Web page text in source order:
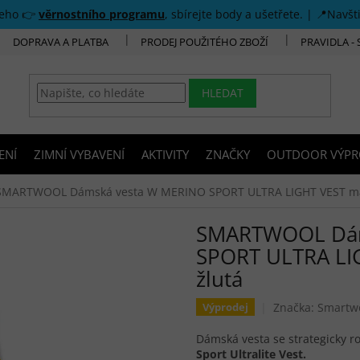
👉 věrnostního programu, sbírejte body a ušetřete. |
DOPRAVA A PLATBA PRODEJ POUŽITÉHO ZBOŽÍ PRAVIDLA -
HLEDAT
ZIMNÍ VYBAVENÍ AKTIVITY ZNAČKY OUTDOOR
Dámská vesta W MERINO SPORT ULTRA LIGHT VEST
SMARTWOOL
SPORT ULTRA
žlutá
Výprodej Značka:
Dámská vesta se strategicky
Sport Ultralite Vest.